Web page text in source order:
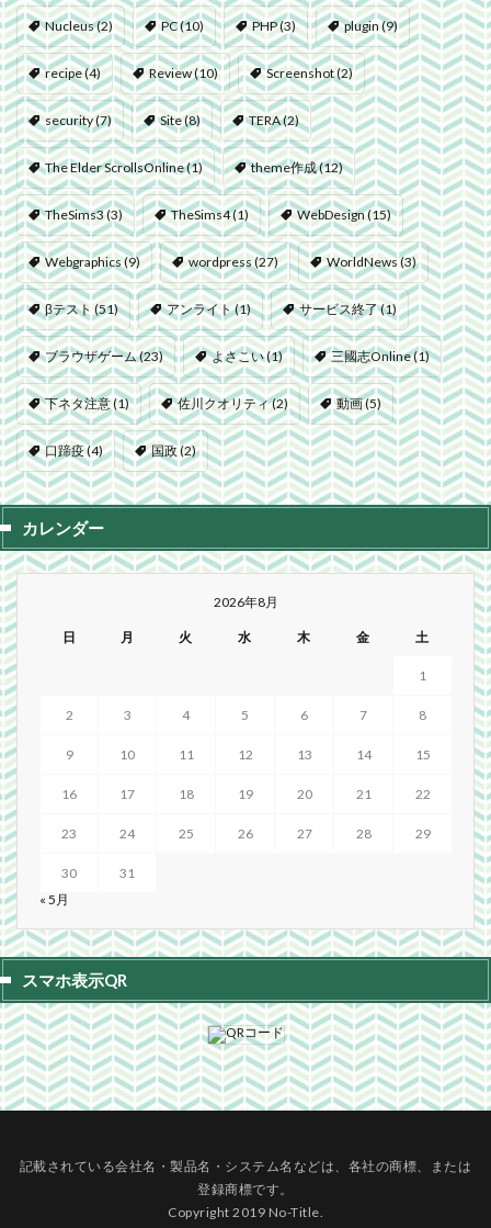
Nucleus(2) PC(10) PHP(3) plugin(9)
recipe(4) Review(10) Screenshot(2)
security(7) Site(8) TERA(2)
The Elder ScrollsOnline(1) theme作成(12)
TheSims3(3) TheSims4(1) WebDesign(15)
Webgraphics(9) wordpress(27) WorldNews(3)
βテスト (51) アンライト(1) サービス終了(1)
ブラウザゲーム(23) よさこい(1) 三國志Online(1)
下ネタ注意(1) 佐川クオリティ(2) 動画(5)
口蹄疫(4) 国政(2)
カレンダー
2026年8月
日 月 火 水 木 金 土
1
2 3 4 5 6 7 8
9 10 11 12 13 14 15
16 17 18 19 20 21 22
23 24 25 26 27 28 29
30
31
« 5月
スマホ表示QR
記載されている会社名・製品名・システム名などは、各社の商標、または
登録商標です。
Copyright 2019 No-Title.